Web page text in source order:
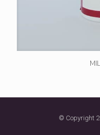
© Copyright